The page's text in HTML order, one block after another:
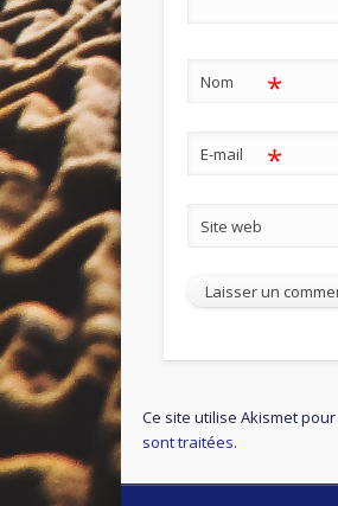
Nom *
E-mail *
Site web
Ce site utilise Akismet
sont traitées.